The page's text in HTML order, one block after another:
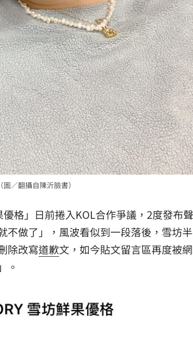
／翻攝自陳沂臉書）
優格」日前捲入KOL合作爭議，2度發布
不做了」，風波看似到一段落後，雪坊
除改寫道歉文，如今貼文留言區再度被
。